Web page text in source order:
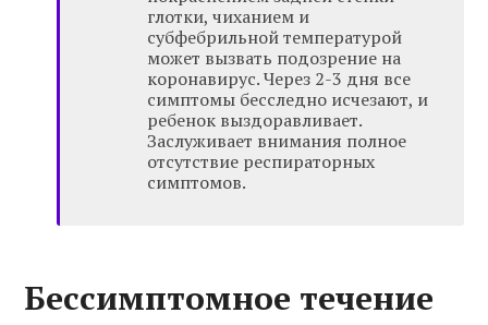
глотки, чиханием и
субфебрильной температурой
может вызвать подозрение на
коронавирус. Через 2-3 дня все
симптомы бесследно исчезают, и
ребенок выздоравливает.
Заслуживает внимания полное
отсутствие респираторных
симптомов.
Бессимптомное течение